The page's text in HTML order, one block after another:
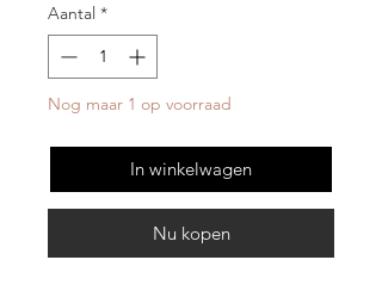
Aantal *
Nog maar 1 op voorraad
In winkelwagen
Nu kopen